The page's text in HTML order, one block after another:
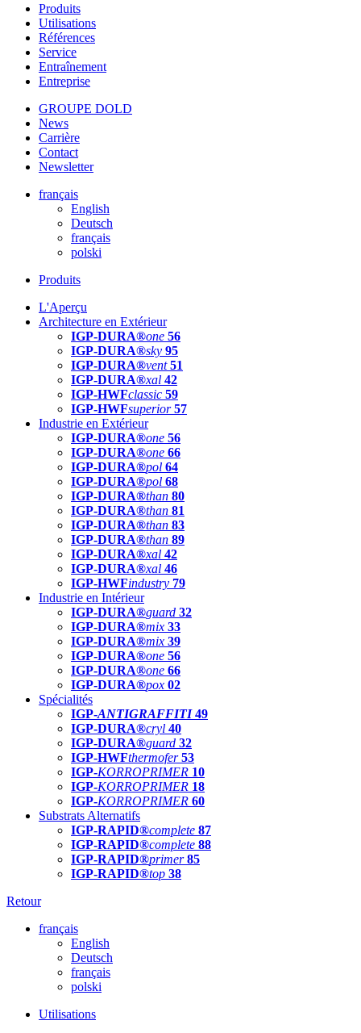
Produits
Utilisations
Références
Service
Entraînement
Entreprise
GROUPE DOLD
News
Carrière
Contact
Newsletter
français
English
Deutsch
français
polski
Produits
L'Aperçu
Architecture en Extérieur
IGP-DURA®one 56
IGP-DURA®sky 95
IGP-DURA®vent 51
IGP-DURA®xal 42
IGP-HWFclassic 59
IGP-HWFsuperior 57
Industrie en Extérieur
IGP-DURA®one 56
IGP-DURA®one 66
IGP-DURA®pol 64
IGP-DURA®pol 68
IGP-DURA®than 80
IGP-DURA®than 81
IGP-DURA®than 83
IGP-DURA®than 89
IGP-DURA®xal 42
IGP-DURA®xal 46
IGP-HWFindustry 79
Industrie en Intérieur
IGP-DURA®guard 32
IGP-DURA®mix 33
IGP-DURA®mix 39
IGP-DURA®one 56
IGP-DURA®one 66
IGP-DURA®pox 02
Spécialités
IGP-ANTIGRAFFITI49
IGP-DURA®cryl 40
IGP-DURA®guard 32
IGP-HWFthermofer 53
IGP-KORROPRIMER 10
IGP-KORROPRIMER 18
IGP-KORROPRIMER 60
Substrats Alternatifs
IGP-RAPID®complete 87
IGP-RAPID®complete 88
IGP-RAPID®primer 85
IGP-RAPID®top 38
Retour
français
English
Deutsch
français
polski
Utilisations